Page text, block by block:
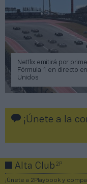
Netflix emitirá por
Fórmula 1 en directo
Unidos
¡Únete a la
Alta Club2P
¡Únete a 2Playbook y